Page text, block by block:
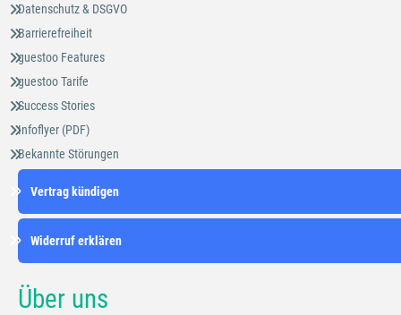
Datenschutz & DSGVO
Barrierefreiheit
guestoo Features
guestoo Tarife
Success Stories
Infoflyer (PDF)
Bekannte Störungen
Vertrag kündigen
Widerruf erklären
Über uns